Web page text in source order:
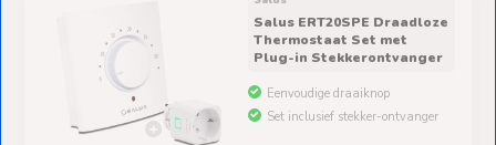
Salus ERT20SPE Draadloze
Thermostaat Set met
Plug-in Stekkerontvanger
Eenvoudige draaiknop
Set inclusief stekker-ontvanger